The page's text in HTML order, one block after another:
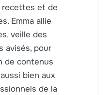
recettes et de
Emma allie
veille des
avisés, pour
de contenus
bien aux
de la